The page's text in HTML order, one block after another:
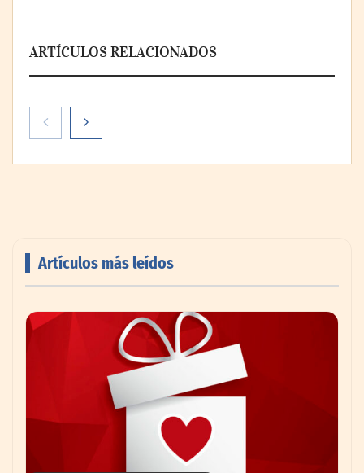
ARTÍCULOS RELACIONADOS
impulsando la colaboración en el sector
Artículos más leídos